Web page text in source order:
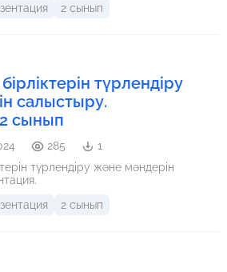
2 сынып
түрлендіру
салыстыру.
сынып
285
1
түрлендіру және мәндерін
2 сынып